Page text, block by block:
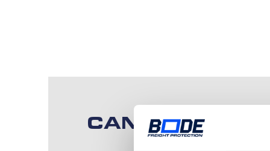
CAN WE HELP